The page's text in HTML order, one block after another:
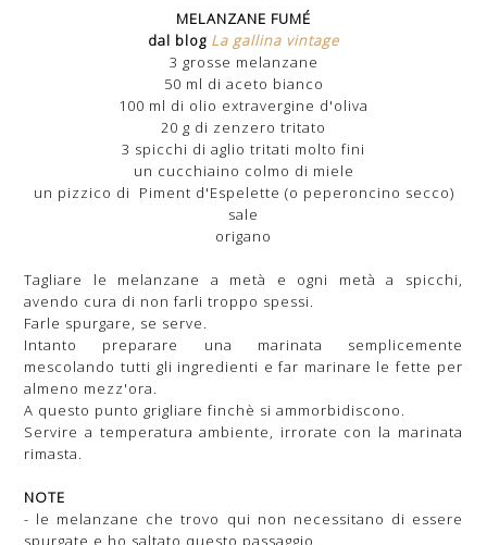
MELANZANE FUMÉ
dal blog La gallina vintage
3 grosse melanzane
50 ml di aceto bianco
100 ml di olio extravergine d'oliva
20 g di zenzero tritato
3 spicchi di aglio tritati molto fini
un cucchiaino colmo di miele
un pizzico di Piment d'Espelette (o peperoncino secco)
sale
origano
Tagliare le melanzane a metà e ogni metà a spicchi,
avendo cura di non farli troppo spessi.
Farle spurgare, se serve.
Intanto preparare una marinata semplicemente
mescolando tutti gli ingredienti e far marinare le fette per
almeno mezz'ora.
A questo punto grigliare finchè si ammorbidiscono.
Servire a temperatura ambiente, irrorate con la marinata
rimasta.
NOTE
- le melanzane che trovo qui non necessitano di essere
spurgate e ho saltato questo passaggio.